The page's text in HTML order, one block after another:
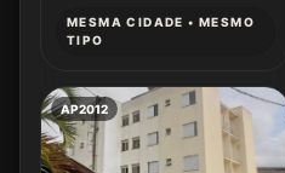
MESMA CIDADE • MESMO
TIPO
AP2012